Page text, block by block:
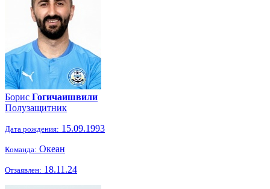
Борис Гогичаишвили
Полузащитник
Дата рождения: 15.09.1993
Команда: Океан
Отзаявлен: 18.11.24